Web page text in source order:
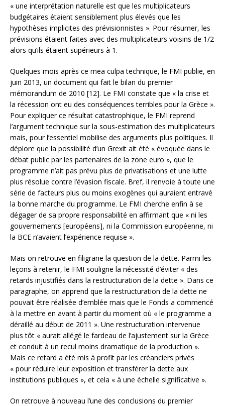
« une interprétation naturelle est que les multiplicateurs
budgétaires étaient sensiblement plus élevés que les
hypothèses implicites des prévisionnistes ». Pour résumer, les
prévisions étaient faites avec des multiplicateurs voisins de 1/2
alors qu’ils étaient supérieurs à 1.
Quelques mois après ce mea culpa technique, le FMI publie, en
juin 2013, un document qui fait le bilan du premier
mémorandum de 2010 [12]. Le FMI constate que « la crise et
la récession ont eu des conséquences terribles pour la Grèce ».
Pour expliquer ce résultat catastrophique, le FMI reprend
l’argument technique sur la sous-estimation des multiplicateurs
mais, pour l’essentiel mobilise des arguments plus politiques. Il
déplore que la possibilité d’un Grexit ait été « évoquée dans le
débat public par les partenaires de la zone euro », que le
programme n’ait pas prévu plus de privatisations et une lutte
plus résolue contre l’évasion fiscale. Bref, il renvoie à toute une
série de facteurs plus ou moins exogènes qui auraient entravé
la bonne marche du programme. Le FMI cherche enfin à se
dégager de sa propre responsabilité en affirmant que « ni les
gouvernements [européens], ni la Commission européenne, ni
la BCE n’avaient l’expérience requise ».
Mais on retrouve en filigrane la question de la dette. Parmi les
leçons à retenir, le FMI souligne la nécessité d’éviter « des
retards injustifiés dans la restructuration de la dette ». Dans ce
paragraphe, on apprend que la restructuration de la dette ne
pouvait être réalisée d’emblée mais que le Fonds a commencé
à la mettre en avant à partir du moment où « le programme a
déraillé au début de 2011 ». Une restructuration intervenue
plus tôt « aurait allégé le fardeau de l’ajustement sur la Grèce
et conduit à un recul moins dramatique de la production ».
Mais ce retard a été mis à profit par les créanciers privés
« pour réduire leur exposition et transférer la dette aux
institutions publiques », et cela « à une échelle significative ».
On retrouve à nouveau l’une des conclusions du premier